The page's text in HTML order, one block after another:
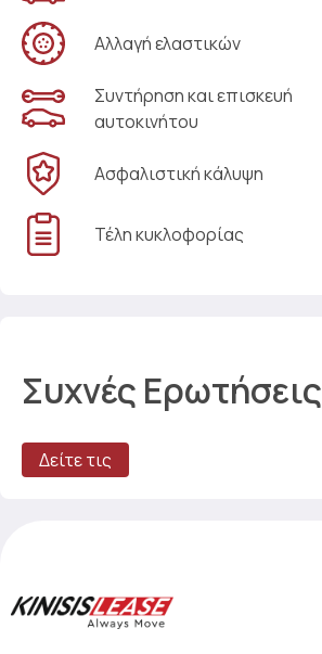
Αλλαγή ελαστικών
Συντήρηση και επισκευή
αυτοκινήτου
Ασφαλιστική κάλυψη
Τέλη κυκλοφορίας
Συχνές Ερωτήσεις
Δείτε τις